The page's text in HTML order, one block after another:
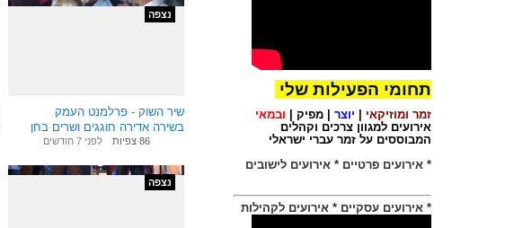
בימתיוביצעתי בעבר.
ניסיוני הרב
ויכולותיי המקצועיים
עומדות לרשותכם
אירוע פרטי
הפקה לישוב
תחומי הפעילות שלי
זמר ומוזיקאי יוצר מפיק
ובמאי
אירועים למגוון צרכים וקהלים
המבוססים על זמר עברי ישראלי
* אירועים פרטיים * אירועים לישובים
* אירועים עסקיים * אירועים לקהילות
נצפה
שיר השוק - פרלמנט העמק
בשירה אדירה חוגגים ושרים בחן
עם חן בניאן
86 צפיות לפני 7 חודשים
נצפה